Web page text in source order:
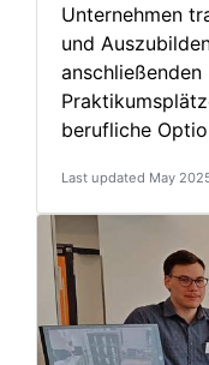
Unternehmen
und
berufliche
Last updated May